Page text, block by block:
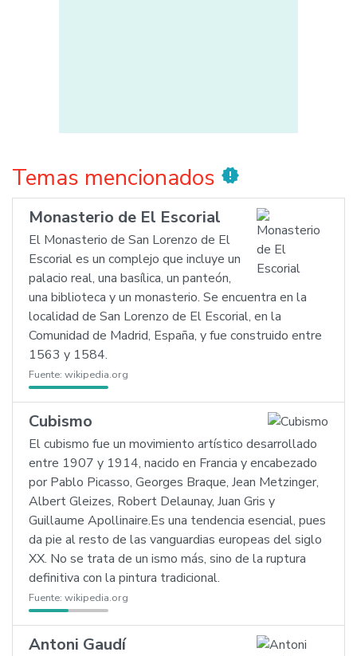
Temas mencionados new_releases
Monasterio de El Escorial
El Monasterio de San Lorenzo de El
Escorial es un complejo que incluye un
palacio real, una basílica, un panteón,
una biblioteca y un monasterio. Se encuentra en la
localidad de San Lorenzo de El Escorial, en la
Comunidad de Madrid, España, y fue construido entre
1563 y 1584.
Fuente: wikipedia.org
Cubismo
El cubismo fue un movimiento artístico desarrollado
entre 1907 y 1914, nacido en Francia y encabezado
por Pablo Picasso, Georges Braque, Jean Metzinger,
Albert Gleizes, Robert Delaunay, Juan Gris y
Guillaume Apollinaire.Es una tendencia esencial, pues
da pie al resto de las vanguardias europeas del siglo
XX. No se trata de un ismo más, sino de la ruptura
definitiva con la pintura tradicional.
Fuente: wikipedia.org
Antoni Gaudí